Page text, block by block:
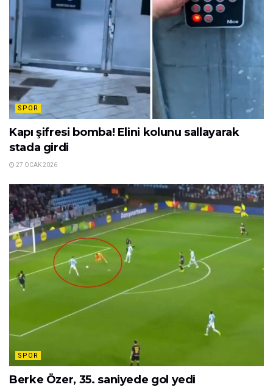
SPOR
Kapı şifresi bomba! Elini kolunu sallayarak
stada girdi
27 OCAK 2026
SPOR
Berke Özer, 35. saniyede gol yedi